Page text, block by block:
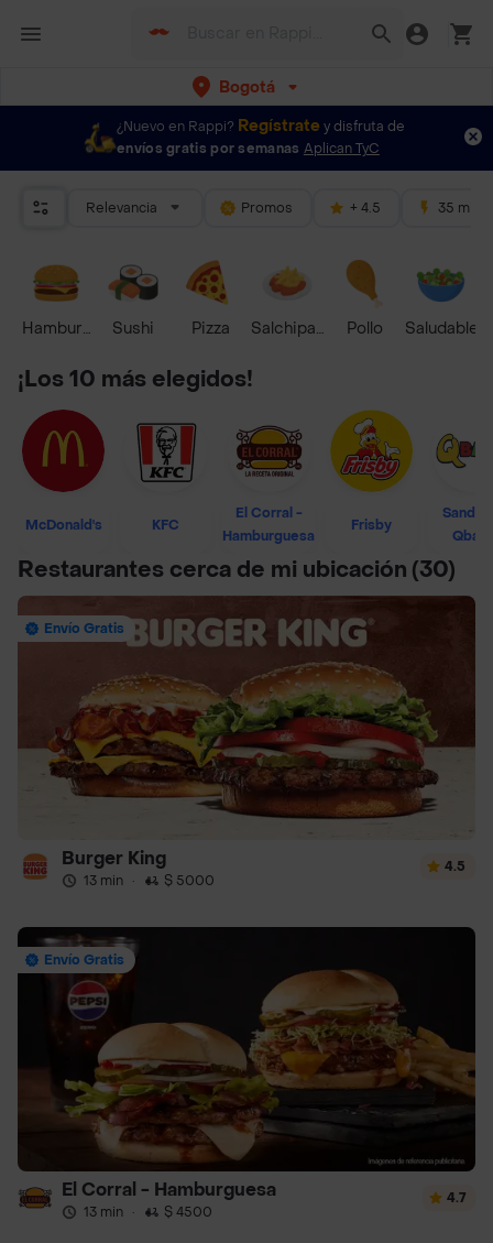
Bogotá
¿Nuevo en Rappi? Regístrate y disfruta de
envíos gratis por semanas Aplican TyC
Relevancia Promos + 4.5 35 mins
HamburguesaSushi Pizza Salchipapas Pollo Saludable
¡Los 10 más elegidos!
McDonald's KFC
El Corral -
Hamburguesa
Frisby
Restaurantes cerca de mi ubicación (30)
Envío Gratis
Burger King
13 min · $ 5000
4.5
Envío Gratis
El Corral - Hamburguesa
13 min · $ 4500
4.7